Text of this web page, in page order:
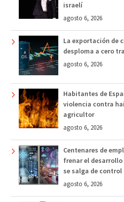
israelí
agosto 6, 2026
La exportación de
desploma a cero
agosto 6, 2026
Habitantes de
violencia contra
agricultor
agosto 6, 2026
Centenares de
frenar el desarrollo
se salga de control
agosto 6, 2026